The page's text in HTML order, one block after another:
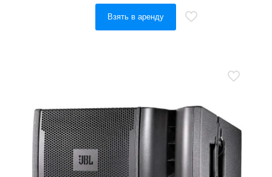
Взять в аренду